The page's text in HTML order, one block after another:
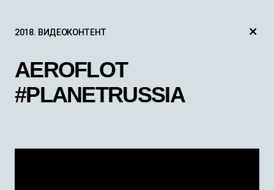
2018. ВИДЕОКОНТЕНТ
AEROFLOT
#PLANETRUSSIA